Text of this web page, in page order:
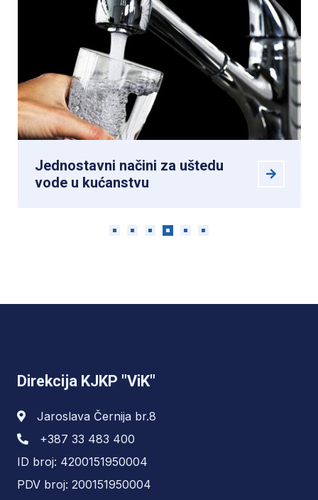
Jednostavni načini za uštedu
vode u kućanstvu
Direkcija KJKP "ViK"
Jaroslava Černija br.8
+387 33 483 400
ID broj: 4200151950004
PDV broj: 200151950004